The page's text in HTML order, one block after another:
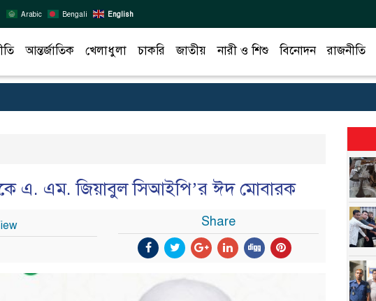
Arabic Bengali English
আন্তর্জাতিক খেলাধুলা চাকরি জাতীয় নারী ও শিশু বিনোদন রাজনীতি
এ. এম. জিয়াবুল সিআইপি’র ঈদ মোবারক
Share